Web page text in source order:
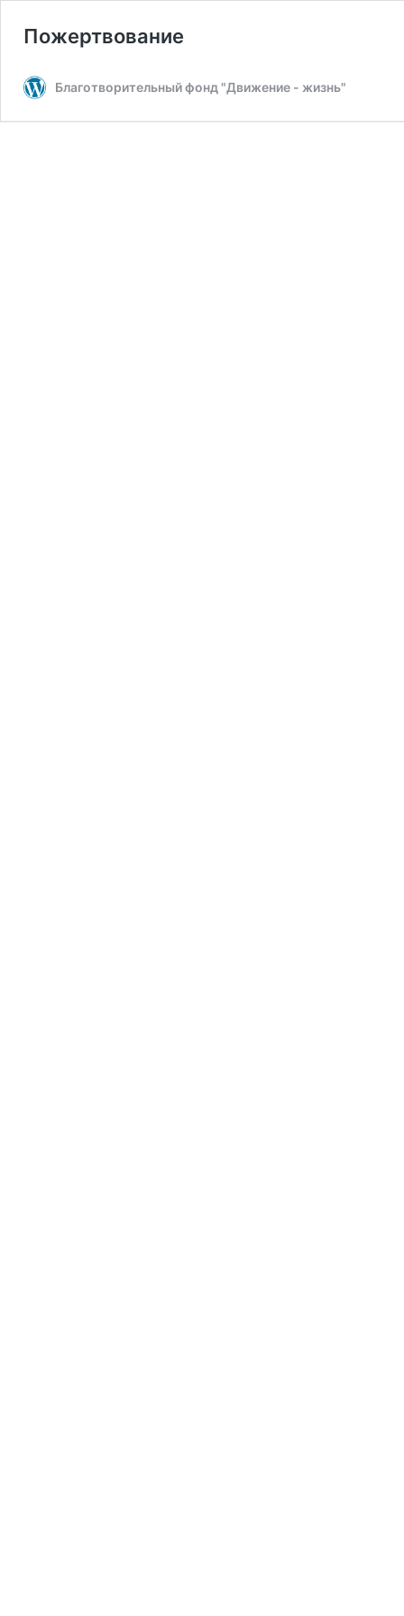
Пожертвование
Благотворительный фонд "Движение - жизнь"